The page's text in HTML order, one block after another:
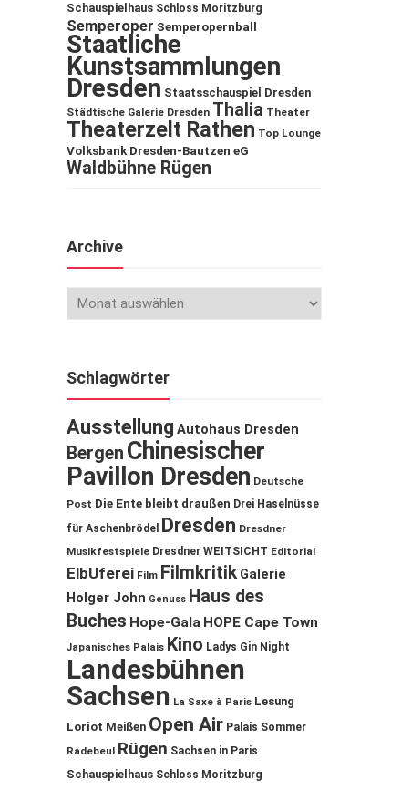
Schauspielhaus Schloss Moritzburg
Semperoper Semperopernball
Staatliche
Kunstsammlungen
Dresden Staatsschauspiel Dresden
Städtische Galerie Dresden Thalia Theater
Theaterzelt Rathen Top Lounge
Volksbank Dresden-Bautzen eG
Waldbühne Rügen
Archive
Schlagwörter
Ausstellung Autohaus Dresden
Bergen Chinesischer
Pavillon Dresden Deutsche
Post Die Ente bleibt draußen Drei Haselnüsse
für Aschenbrödel
Dresden Dresdner
Musikfestspiele Dresdner WEITSICHT Editorial
ElbUferei Film Filmkritik Galerie
Holger John Genuss Haus des
Buches Hope-Gala HOPE Cape Town
Japanisches Palais Kino Ladys Gin Night
Landesbühnen
Sachsen La Saxe à Paris Lesung
Loriot Meißen Open Air Palais Sommer
Radebeul Rügen Sachsen in Paris
Schauspielhaus Schloss Moritzburg